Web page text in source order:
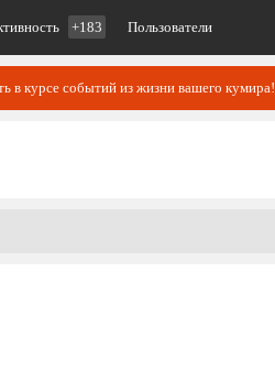
+183 Пользователи
в курсе событий из жизни вашего кумира!